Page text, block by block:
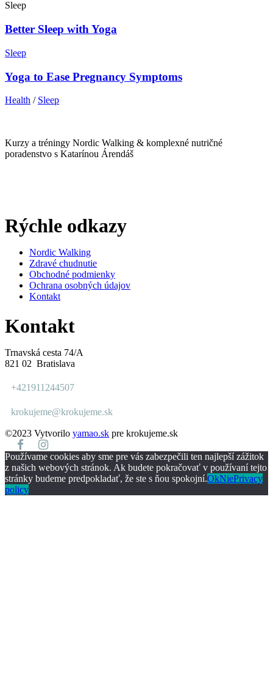
Sleep
Better Sleep with Yoga
Sleep
Yoga to Ease Pregnancy Symptoms
Health / Sleep
Kurzy a tréningy Nordic Walking & komplexné nutričné
poradenstvo s Katarínou Árendáš
Rýchle odkazy
Nordic Walking
Zdravé chudnutie
Obchodné podmienky
Ochrana osobných údajov
Kontakt
Kontakt
Trnavská cesta 74/A
821 02 Bratislava
+421911244507
krokujeme@krokujeme.sk
©2023 Vytvorilo yamao.sk pre krokujeme.sk
Používame cookies aby sme pre vás zabezpečili ten najlepší zážitok
z našich webových stránok. Ak budete pokračovať v používaní tejto
stránky budeme predpokladať, že ste s ňou spokojní.OkNiePrivacy
policy